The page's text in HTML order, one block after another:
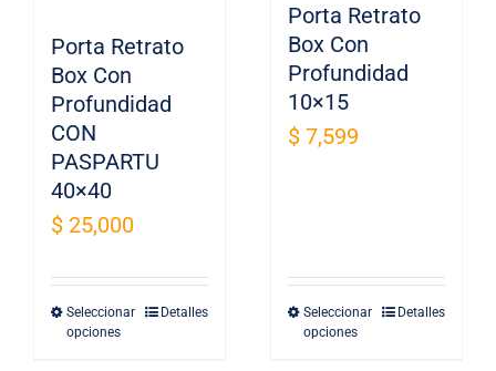
Porta Retrato
Box Con
Profundidad
CON
PASPARTU
40×40
$ 25,000
Seleccionar
opciones
Este Detalles
Porta Retrato
Box Con
Profundidad
10×15
$ 7,599
Seleccionar
opciones
Este Detalles